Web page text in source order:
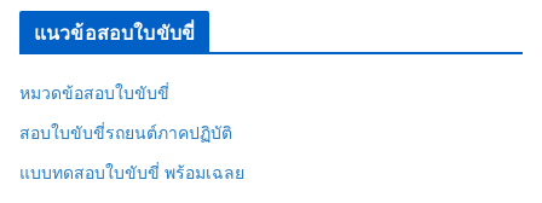
แนวข้อสอบใบขับขี่
หมวดข้อสอบใบขับขี่
สอบใบขับขี่รถยนต์ภาคปฏิบัติ
แบบทดสอบใบขับขี่ พร้อมเฉลย